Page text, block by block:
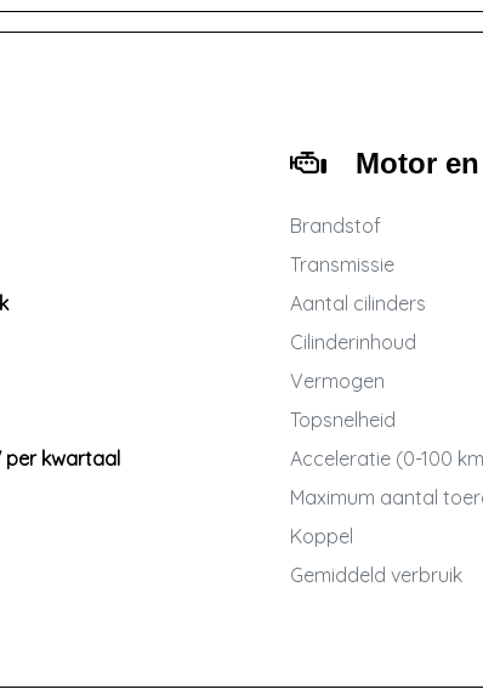
per kwartaal
Motor
Brandstof
Transmissie
Aantal cilinders
Cilinderinhoud
Vermogen
Topsnelheid
Acceleratie (0-100
Maximum aantal
Koppel
Gemiddeld verbruik